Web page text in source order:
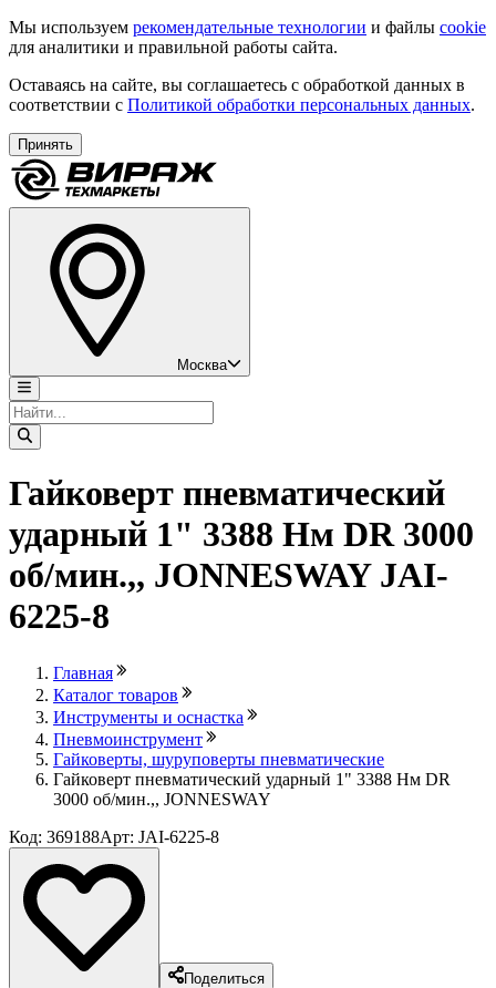
Мы используем рекомендательные технологии и файлы cookie
для аналитики и правильной работы сайта.
Оставаясь на сайте, вы соглашаетесь с обработкой данных в
соответствии с Политикой обработки персональных данных.
Принять
Москва
Гайковерт пневматический
ударный 1" 3388 Нм DR 3000
об/мин.,, JONNESWAY JAI-
6225-8
Главная
Каталог товаров
Инструменты и оснастка
Пневмоинструмент
Гайковерты, шуруповерты пневматические
Гайковерт пневматический ударный 1" 3388 Нм DR
3000 об/мин.,, JONNESWAY
Код: 369188Арт: JAI-6225-8
Поделиться